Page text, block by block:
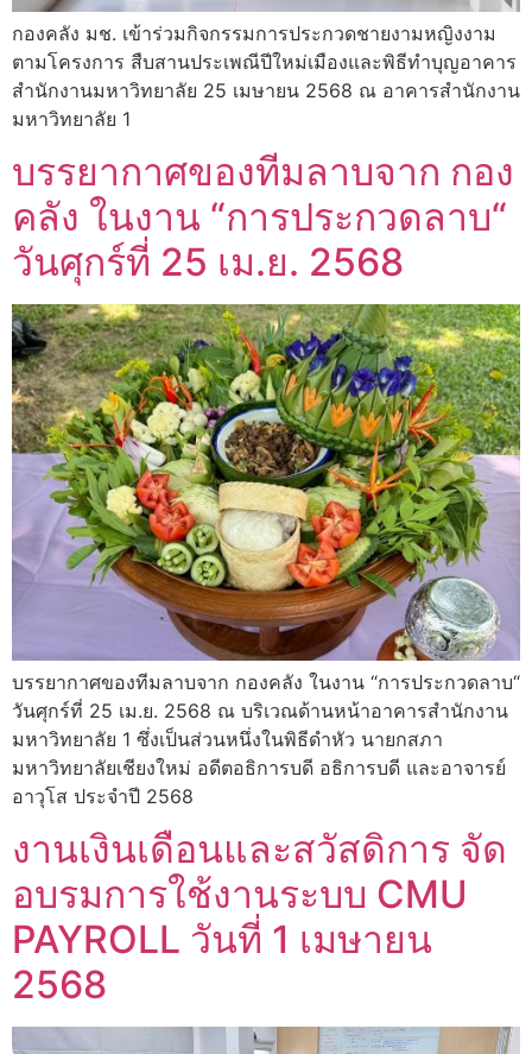
กองคลัง มช. เข้าร่วมกิจกรรมการประกวดชายงามหญิงงาม
ตามโครงการ สืบสานประเพณีปีใหม่เมืองและพิธีทำบุญอาคาร
สำนักงานมหาวิทยาลัย 25 เมษายน 2568 ณ อาคารสำนักงาน
มหาวิทยาลัย 1
บรรยากาศของทีมลาบจาก กอง
คลัง ในงาน “การประกวดลาบ“
วันศุกร์ที่ 25 เม.ย. 2568
บรรยากาศของทีมลาบจาก กองคลัง ในงาน “การประกวดลาบ“
วันศุกร์ที่ 25 เม.ย. 2568 ณ บริเวณด้านหน้าอาคารสำนักงาน
มหาวิทยาลัย 1 ซึ่งเป็นส่วนหนึ่งในพิธีดำหัว นายกสภา
มหาวิทยาลัยเชียงใหม่ อดีตอธิการบดี อธิการบดี และอาจารย์
อาวุโส ประจำปี 2568
งานเงินเดือนและสวัสดิการ จัด
อบรมการใช้งานระบบ CMU
PAYROLL วันที่ 1 เมษายน
2568